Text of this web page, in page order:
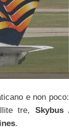
e non
tre, Skybus
.